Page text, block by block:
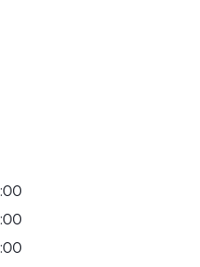
:00
:00
:00